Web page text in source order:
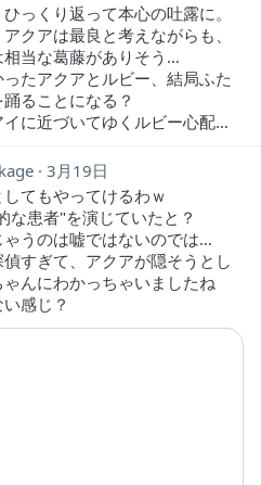
っくり返って本心の吐露に。
クアは最良と考えながらも、
当な葛藤がありそう…
たアクアとルビー、結局ふた
ることになる？
に近づいてゆくルビー心配…
3月19日
てもやってけるわｗ
な患者"を演じていたと？
うのは嘘ではないのでは…
すぎて、アクアが隠そうとし
んにわかっちゃいましたね
感じ？